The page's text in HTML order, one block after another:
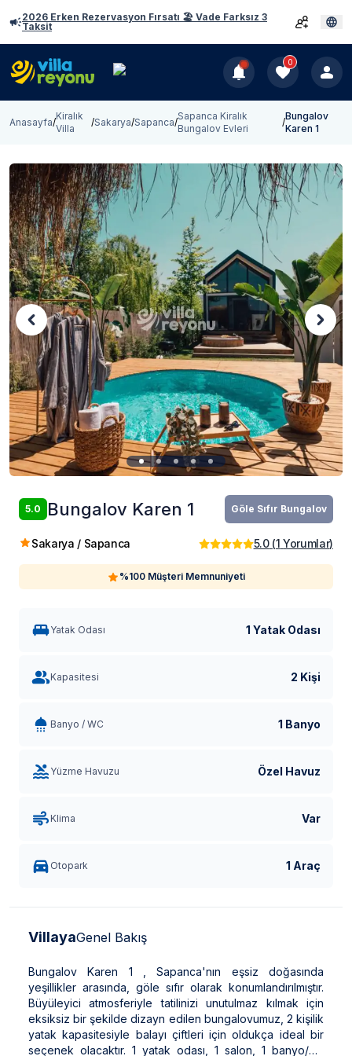
2026 Erken Rezervasyon Fırsatı 🏖️ Vade Farksız 3
Taksit
0
Anasayfa/
Kiralık
Villa
/Sakarya/Sapanca/
Sapanca Kiralık
Bungalov Evleri
/
Bungalov
Karen 1
5.0 Bungalov Karen 1 Göle Sıfır Bungalov
Sakarya / Sapanca 5.0(1 Yorumlar)
%100 Müşteri Memnuniyeti
Yatak Odası 1 Yatak Odası
Kapasitesi 2 Kişi
Banyo / WC 1 Banyo
Yüzme Havuzu Özel Havuz
Klima Var
Otopark 1 Araç
VillayaGenel Bakış
Bungalov Karen 1 , Sapanca'nın eşsiz doğasında
yeşillikler arasında, göle sıfır olarak konumlandırılmıştır.
Büyüleyici atmosferiyle tatilinizi unutulmaz kılmak için
eksiksiz bir şekilde dizayn edilen bungalovumuz, 2 kişilik
yatak kapasitesiyle balayı çiftleri için oldukça ideal bir
seçenek olacaktır. 1 yatak odası, 1 salon, 1 banyo/wc